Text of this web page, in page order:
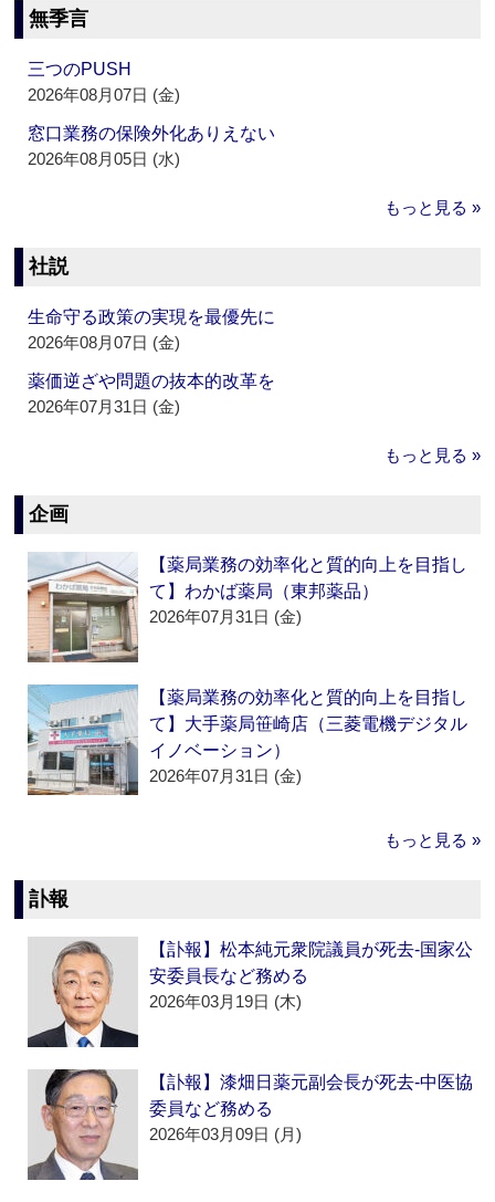
無季言
三つのPUSH
2026年08月07日 (金)
窓口業務の保険外化ありえない
2026年08月05日 (水)
もっと見る »
社説
生命守る政策の実現を最優先に
2026年08月07日 (金)
薬価逆ざや問題の抜本的改革を
2026年07月31日 (金)
もっと見る »
企画
【薬局業務の効率化と質的向上を目指し
て】わかば薬局（東邦薬品）
2026年07月31日 (金)
【薬局業務の効率化と質的向上を目指し
て】大手薬局笹崎店（三菱電機デジタル
イノベーション）
2026年07月31日 (金)
もっと見る »
訃報
【訃報】松本純元衆院議員が死去‐国家公
安委員長など務める
2026年03月19日 (木)
【訃報】漆畑日薬元副会長が死去‐中医協
委員など務める
2026年03月09日 (月)